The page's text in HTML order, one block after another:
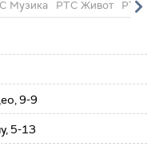
Музика РТС Живот РТС
9-9
5-13